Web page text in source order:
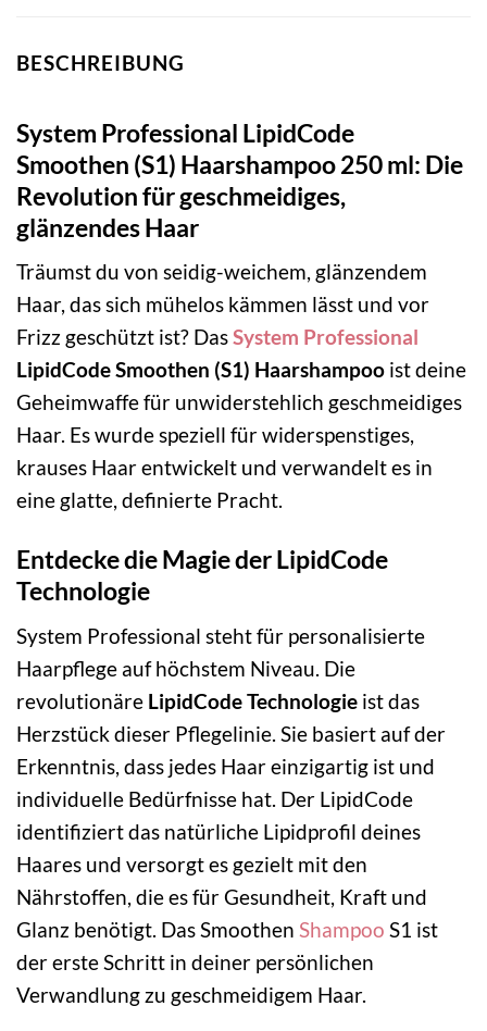
BESCHREIBUNG
System Professional LipidCode
Smoothen (S1) Haarshampoo 250 ml: Die
Revolution für geschmeidiges,
glänzendes Haar
Träumst du von seidig-weichem, glänzendem
Haar, das sich mühelos kämmen lässt und vor
Frizz geschützt ist? DasSystem Professional
LipidCode Smoothen (S1) Haarshampoo ist deine
Geheimwaffe für unwiderstehlich geschmeidiges
Haar. Es wurde speziell für widerspenstiges,
krauses Haar entwickelt und verwandelt es in
eine glatte, definierte Pracht.
Entdecke die Magie der LipidCode
Technologie
System Professional steht für personalisierte
Haarpflege auf höchstem Niveau. Die
revolutionäre LipidCode Technologie ist das
Herzstück dieser Pflegelinie. Sie basiert auf der
Erkenntnis, dass jedes Haar einzigartig ist und
individuelle Bedürfnisse hat. Der LipidCode
identifiziert das natürliche Lipidprofil deines
Haares und versorgt es gezielt mit den
Nährstoffen, die es für Gesundheit, Kraft und
Glanz benötigt. Das Smoothen Shampoo S1 ist
der erste Schritt in deiner persönlichen
Verwandlung zu geschmeidigem Haar.